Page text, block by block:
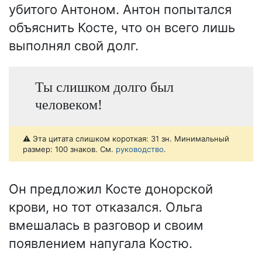
убитого Антоном. Антон попытался
объяснить Косте, что он всего лишь
выполнял свой долг.
Ты слишком долго был
человеком!
⚠️ Эта цитата слишком короткая: 31 зн. Минимальный
размер: 100 знаков. См. руководство.
Он предложил Косте донорской
крови, но тот отказался. Ольга
вмешалась в разговор и своим
появлением напугала Костю.